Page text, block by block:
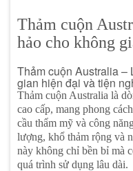
Thảm cuộn
hảo cho không
Thảm cuộn Australia –
gian hiện đại và tiện
Thảm cuộn Australia là
cao cấp, mang phong
cầu thẩm mỹ và công
lượng, khổ thảm rộng và
này không chỉ bền bỉ mà
quá trình sử dụng lâu dài.